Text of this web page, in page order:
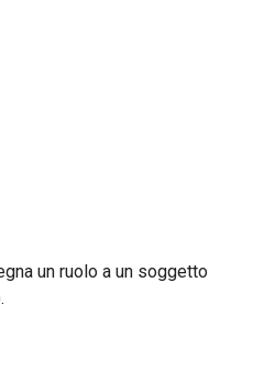
un ruolo a un soggetto